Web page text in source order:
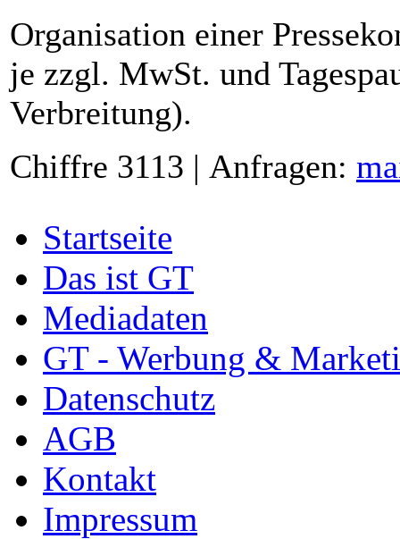
Organisation einer
je zzgl. MwSt. und
Verbreitung).
Chiffre 3113 | Anfragen:
Startseite
Das ist GT
Mediadaten
GT - Werbung &
Datenschutz
AGB
Kontakt
Impressum